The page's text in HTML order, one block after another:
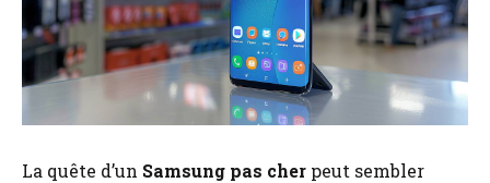
La quête d’un Samsung pas cher peut sembler